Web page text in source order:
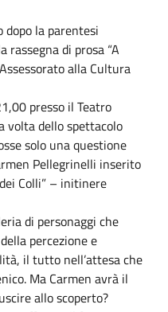
la parentesi
di prosa “A
alla Cultura
presso il Teatro
volta dello spettacolo
solo una questione
Pellegrinelli inserito
Colli” – initinere
di personaggi che
percezione e
il tutto nell’attesa che
Ma Carmen avrà il
allo scoperto?